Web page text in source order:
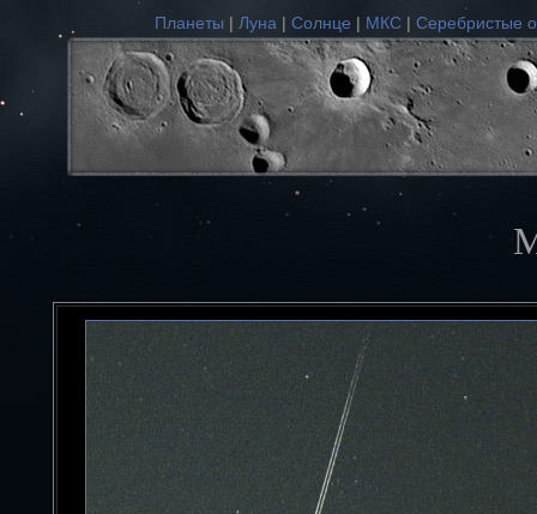
Планеты | Луна | Солнце | МКС | Серебристые